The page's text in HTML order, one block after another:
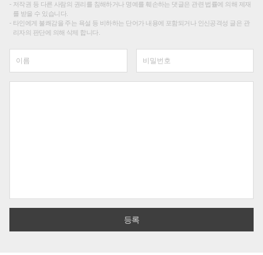
저작권 등 다른 사람의 권리를 침해하거나 명예를 훼손하는 댓글은 관련 법률에 의해 제재
를 받을 수 있습니다.
타인에게 불쾌감을 주는 욕설 등 비하하는 단어가 내용에 포함되거나 인신공격성 글은 관
리자의 판단에 의해 삭제 합니다.